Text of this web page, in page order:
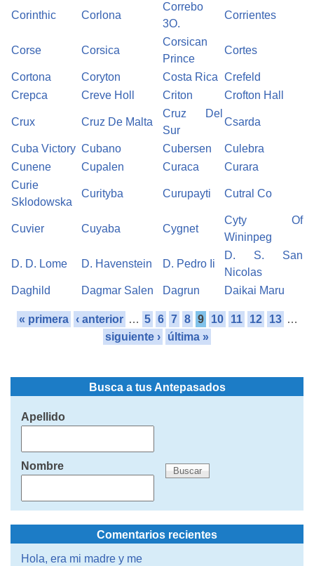
Corinthic Corlona
Correbo
3O.
Corrientes
Corse Corsica
Corsican
Prince
Cortes
Cortona Coryton Costa Rica Crefeld
Crepca
Creve Holl Criton Crofton Hall
Crux Cruz De Malta
Cruz Del
Sur
Csarda
Cuba Victory Cubano Cubersen
Culebra
Cunene
Cupalen Curaca
Curara
Curie
Sklodowska
Curityba Curupayti Cutral Co
Cuvier Cuyaba Cygnet
Cyty Of
Wininpeg
D. D. Lome D. Havenstein D. Pedro Ii
D. S. San
Nicolas
Daghild
Dagmar Salen Dagrun Daikai Maru
« primera ‹ anterior … 5 6 7 8 9 10 11 12 13 …
siguiente ›
última »
Busca a tus Antepasados
Apellido
Nombre
Comentarios recientes
Hola, era mi madre y me